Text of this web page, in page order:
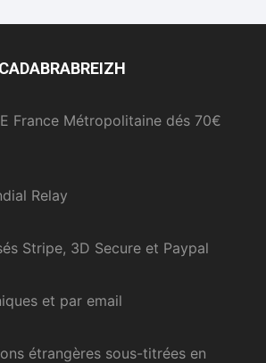
France Métropolitaine dés 70€
Relay
Stripe, 3D Secure et Paypal
et par email
étrangères sous-titrées en